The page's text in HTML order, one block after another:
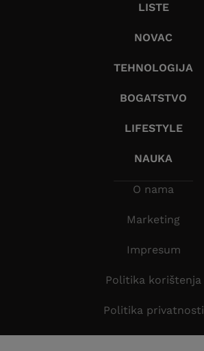
LISTE
NOVAC
TEHNOLOGIJA
BOGATSTVO
LIFESTYLE
NAUKA
O nama
Marketing
Impresum
Politika korištenja
Politika privatnosti